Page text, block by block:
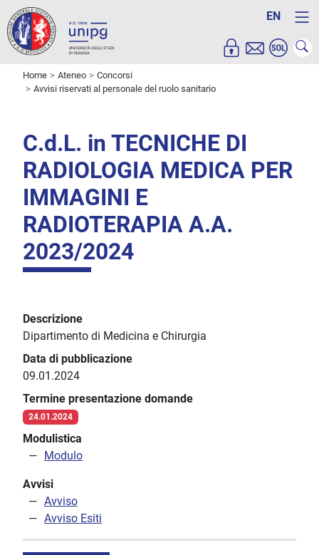
EN
Home Ateneo
Concorsi
Avvisi riservati al personale del ruolo sanitario
C.d.L. in TECNICHE DI
RADIOLOGIA MEDICA PER
IMMAGINI E
RADIOTERAPIA A.A.
2023/2024
Descrizione
Dipartimento di Medicina e Chirurgia
Data di pubblicazione
09.01.2024
Termine presentazione domande
24.01.2024
Modulistica
Modulo
Avvisi
Avviso
Avviso Esiti